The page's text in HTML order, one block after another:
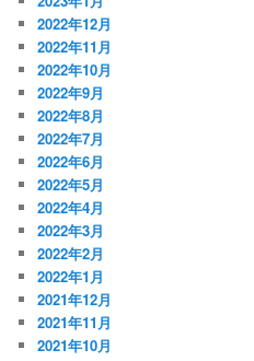
2022年12月
2022年11月
2022年10月
2022年9月
2022年8月
2022年7月
2022年6月
2022年5月
2022年4月
2022年3月
2022年2月
2022年1月
2021年12月
2021年11月
2021年10月